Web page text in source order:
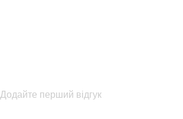
Додайте перший відгук